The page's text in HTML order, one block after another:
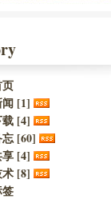
[1]
[4]
[60]
[4]
[8]